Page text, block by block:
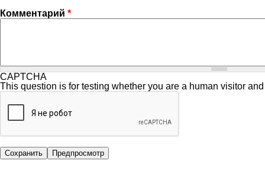
Комментарий *
CAPTCHA
This question is for testing whether you are a human visitor